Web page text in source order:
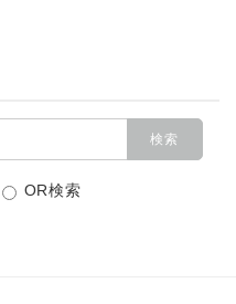
OR検索